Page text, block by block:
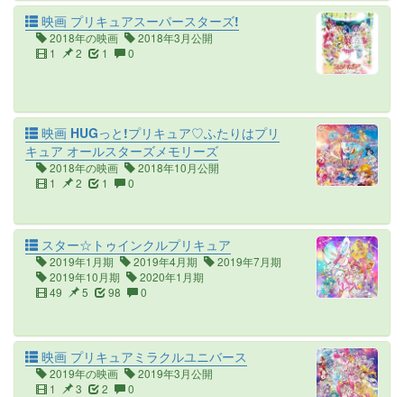
映画 プリキュアスーパースターズ!
2018年の映画
2018年3月公開
1
2 1 0
映画 HUGっと!プリキュア♡ふたりはプリ
キュア オールスターズメモリーズ
2018年の映画
2018年10月公開
1
2 1 0
スター☆トゥインクルプリキュア
2019年1月期 2019年4月期
2019年7月期
2019年10月期
2020年1月期
49
5 98 0
映画 プリキュアミラクルユニバース
2019年の映画
2019年3月公開
1
3 2 0